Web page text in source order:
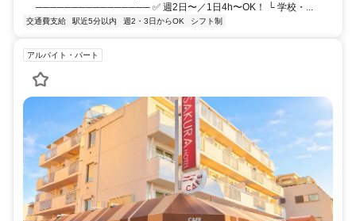
──────────────── ✅️ 週2日〜／1日4h〜OK！ └ 学校・...
交通費支給 駅近5分以内 週2・3日からOK シフト制
アルバイト・パート